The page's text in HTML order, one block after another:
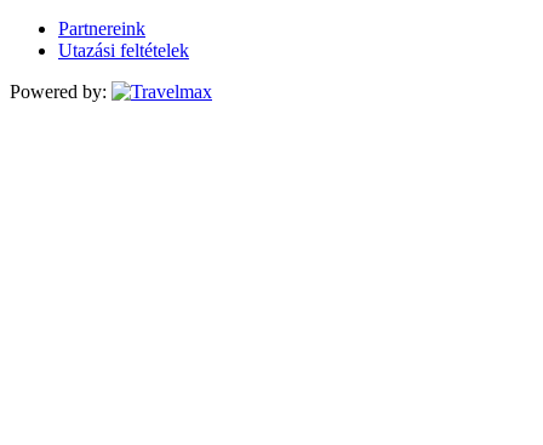
Partnereink
Utazási feltételek
Powered by: